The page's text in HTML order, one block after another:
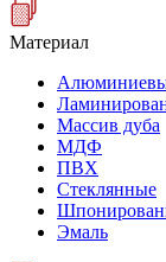
Материал
Массив дуба
МДФ
ПВХ
Стеклянные
Эмаль